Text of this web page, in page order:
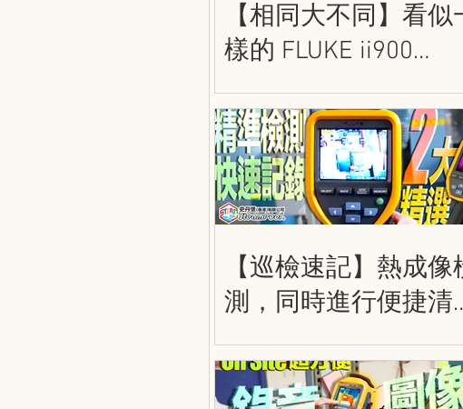
【相同大不同】看似
樣的 FLUKE ii900
和 ii910 到底有甚麼
別呢？史丹堡 FLUKE
密聲學成像儀
【巡檢速記】熱成像
測，同時進行便捷清
的記錄！FLUKE
/ TiS75+ 熱成像儀